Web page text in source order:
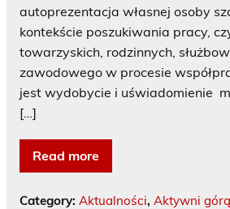
autoprezentacja własnej osoby
kontekście poszukiwania pracy,
towarzyskich, rodzinnych,
zawodowego w procesie
jest wydobycie i uświadomienie
[…]
Read more
Category: Aktualności, Aktywni